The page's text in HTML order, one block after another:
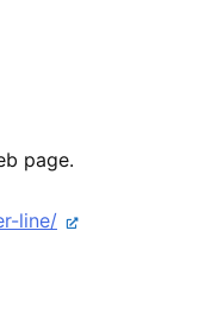
page.
line/